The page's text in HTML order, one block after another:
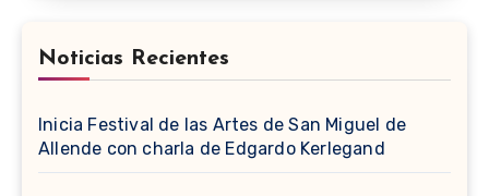
Noticias Recientes
Inicia Festival de las Artes de San Miguel de
Allende con charla de Edgardo Kerlegand